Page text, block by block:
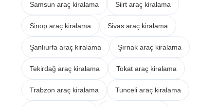
Samsun araç kiralama Siirt araç kiralama
Sinop araç kiralama Sivas araç kiralama
Şanlıurfa araç kiralama Şırnak araç kiralama
Tekirdağ araç kiralama Tokat araç kiralama
Trabzon araç kiralama Tunceli araç kiralama